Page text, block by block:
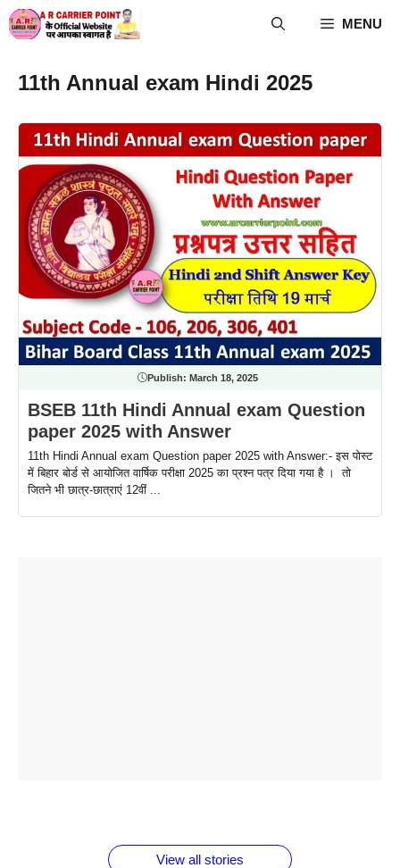
Skip
to
MENU
11th Annual exam Hindi 2025
Publish: March 18, 2025
BSEB 11th Hindi Annual exam Question
paper 2025 with Answer
11th Hindi Annual exam Question paper 2025 with Answer:- इस पोस्ट
में बिहार बोर्ड से आयोजित वार्षिक परीक्षा 2025 का प्रश्न पत्र दिया गया है । तो
जितने भी छात्र-छात्राएं 12वीं ...
View all stories